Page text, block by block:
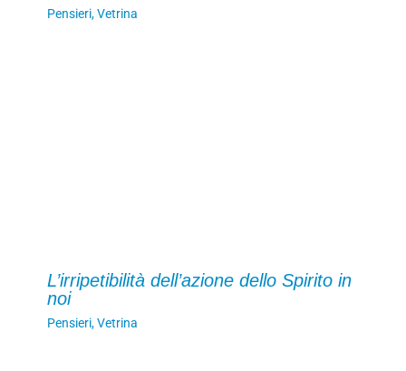
Pensieri,Vetrina
L’irripetibilità dell’azione dello Spirito in
noi
Pensieri,Vetrina